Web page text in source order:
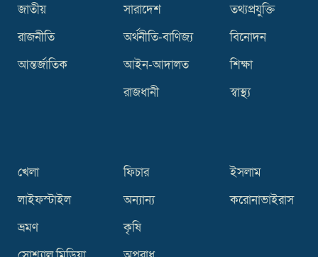
জাতীয়
রাজনীতি
আন্তর্জাতিক
সারাদেশ
অর্থনীতি-বাণিজ্য
আইন-আদালত
রাজধানী
তথ্যপ্রযুক্তি
বিনোদন
শিক্ষা
স্বাস্থ্য
খেলা
লাইফস্টাইল
ভ্রমণ
ফিচার
অন্যান্য
কৃষি
ইসলাম
করোনাভাইরাস